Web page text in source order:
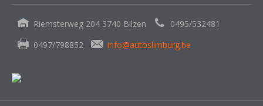
Riemsterweg 204 3740 Bilzen
0495/532481
0497/798852
info@autoslimburg.be